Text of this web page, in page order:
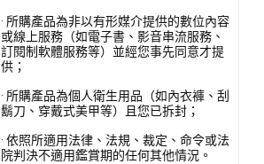
· 所購產品為非以有形媒介提供的數位內容
或線上服務（如電子書、影音串流服務、
訂閱制軟體服務等）並經您事先同意才提
供；
· 所購產品為個人衛生用品（如內衣褲、刮
鬍刀、穿戴式美甲等）且您已拆封；
· 依照所適用法律、法規、裁定、命令或法
院判決不適用鑑賞期的任何其他情況。